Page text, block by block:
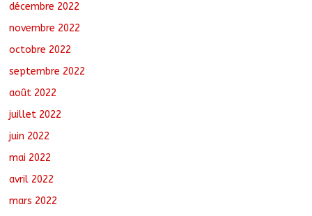
décembre 2022
novembre 2022
octobre 2022
septembre 2022
août 2022
juillet 2022
juin 2022
mai 2022
avril 2022
mars 2022